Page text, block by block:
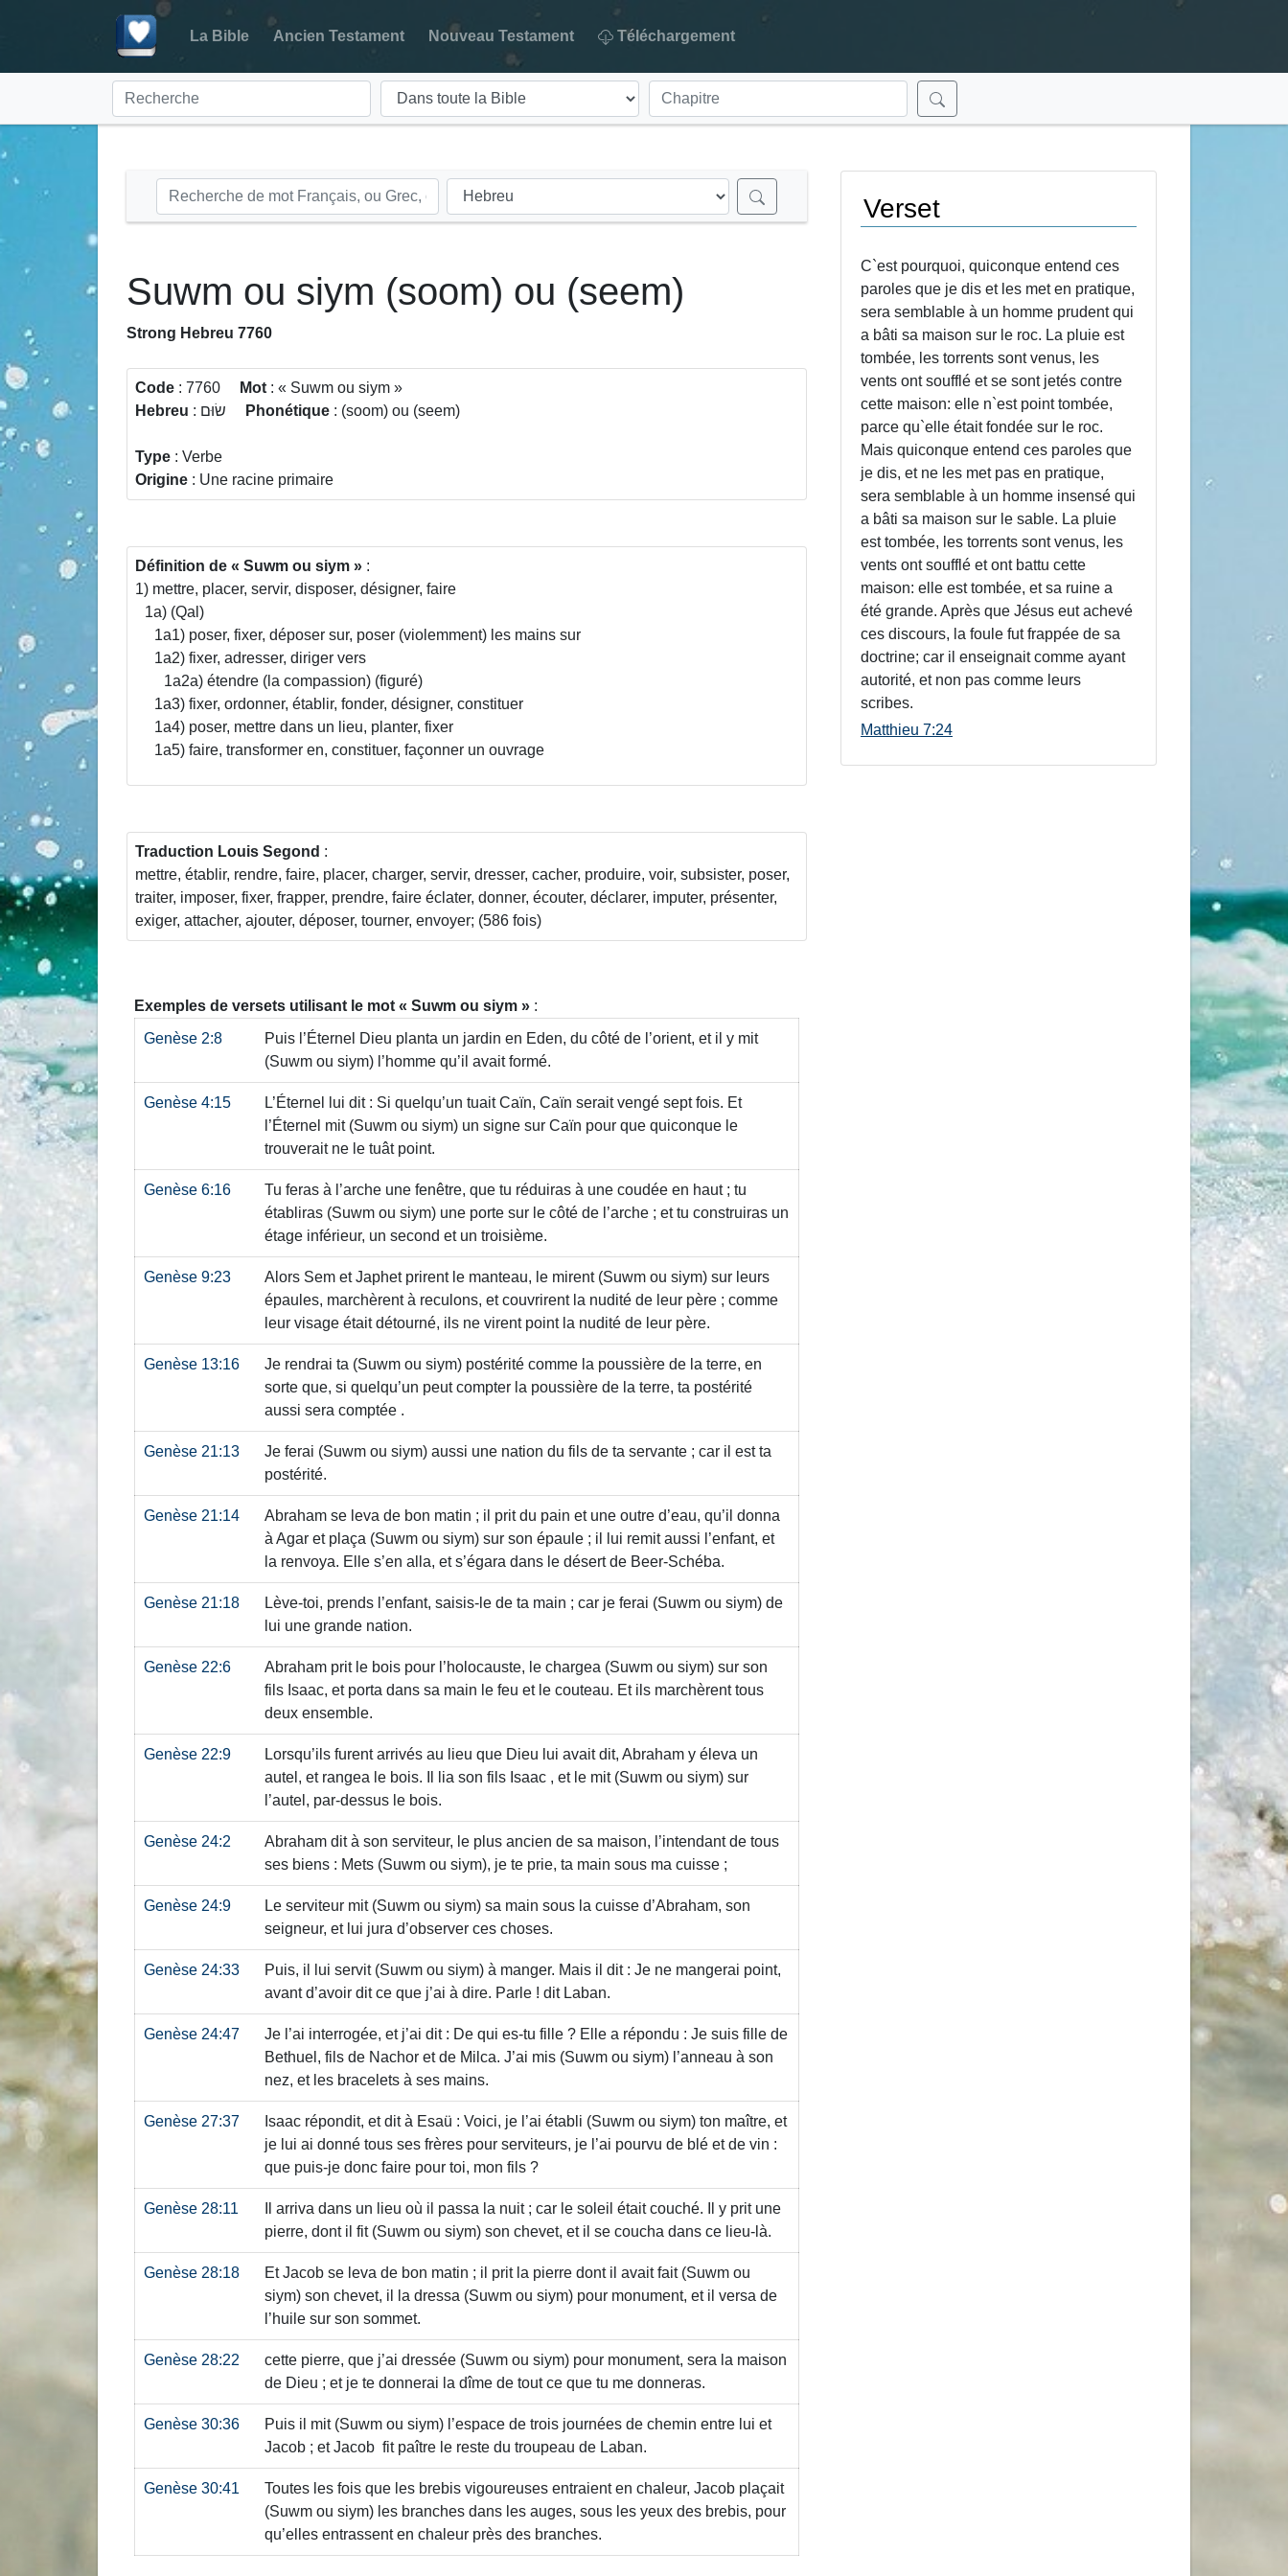
La Bible Ancien Testament Nouveau Testament Téléchargement
Suwm ou siym (soom) ou (seem)
Strong Hebreu 7760
Code : 7760 Mot :
Suwm ou siym
Hebreu
Phonétique : (soom) ou (seem)
Type : Verbe
Origine : Une racine primaire
Définition de Suwm ou siym
:
1) mettre, placer, servir, disposer, désigner, faire
1a) (Qal)
1a1) poser, fixer, déposer sur, poser (violemment) les mains sur
1a2) fixer, adresser, diriger vers
1a2a) étendre (la compassion) (figuré)
1a3) fixer, ordonner, établir, fonder, désigner, constituer
1a4) poser, mettre dans un lieu, planter, fixer
1a5) faire, transformer en, constituer, façonner un ouvrage
Traduction Louis Segond :
mettre, établir, rendre, faire, placer, charger, servir, dresser, cacher, produire, voir, subsister, poser,
traiter, imposer, fixer, frapper, prendre, faire éclater, donner, écouter, déclarer, imputer, présenter,
exiger, attacher, ajouter, déposer, tourner, envoyer; (586 fois)
Exemples de versets utilisant le mot Suwm ou siym
:
Genèse 2:8
Puis l’Éternel Dieu planta un jardin en Eden, du côté de l’orient, et il y mit
(Suwm ou siym) l’homme qu’il avait formé.
Genèse 4:15
L’Éternel lui dit : Si quelqu’un tuait Caïn, Caïn serait vengé sept fois. Et
l’Éternel mit (Suwm ou siym) un signe sur Caïn pour que quiconque le
trouverait ne le tuât point.
Genèse 6:16
Tu feras à l’arche une fenêtre, que tu réduiras à une coudée en haut ; tu
établiras (Suwm ou siym) une porte sur le côté de l’arche ; et tu construiras un
étage inférieur, un second et un troisième.
Genèse 9:23 Alors Sem et Japhet prirent le manteau, le mirent (Suwm ou siym) sur leurs
épaules, marchèrent à reculons, et couvrirent la nudité de leur père ; comme
leur visage était détourné, ils ne virent point la nudité de leur père.
Genèse 13:16 Je rendrai ta (Suwm ou siym) postérité comme la poussière de la terre, en
sorte que, si quelqu’un peut compter la poussière de la terre, ta postérité
aussi sera comptée .
Genèse 21:13 Je ferai (Suwm ou siym) aussi une nation du fils de ta servante ; car il est ta
postérité.
Genèse 21:14
Abraham se leva de bon matin ; il prit du pain et une outre d’eau, qu’il donna
à Agar et plaça (Suwm ou siym) sur son épaule ; il lui remit aussi l’enfant, et
la renvoya. Elle s’en alla, et s’égara dans le désert de Beer-Schéba.
Genèse 21:18 Lève-toi, prends l’enfant, saisis-le de ta main ; car je ferai (Suwm ou siym) de
lui une grande nation.
Genèse 22:6 Abraham prit le bois pour l’holocauste, le chargea (Suwm ou siym) sur son
fils Isaac, et porta dans sa main le feu et le couteau. Et ils marchèrent tous
deux ensemble.
Genèse 22:9
Lorsqu’ils furent arrivés au lieu que Dieu lui avait dit, Abraham y éleva un
autel, et rangea le bois. Il lia son fils Isaac , et le mit (Suwm ou siym) sur
l’autel, par-dessus le bois.
Genèse 24:2
Abraham dit à son serviteur, le plus ancien de sa maison, l’intendant de tous
ses biens : Mets (Suwm ou siym), je te prie, ta main sous ma cuisse ;
Genèse 24:9 Le serviteur mit (Suwm ou siym) sa main sous la cuisse d’Abraham, son
seigneur, et lui jura d’observer ces choses.
Genèse 24:33 Puis, il lui servit (Suwm ou siym) à manger. Mais il dit : Je ne mangerai point,
avant d’avoir dit ce que j’ai à dire. Parle ! dit Laban.
Genèse 24:47
Je l’ai interrogée, et j’ai dit : De qui es-tu fille ? Elle a répondu : Je suis fille de
Bethuel, fils de Nachor et de Milca. J’ai mis (Suwm ou siym) l’anneau à son
nez, et les bracelets à ses mains.
Genèse 27:37 Isaac répondit, et dit à Esaü : Voici, je l’ai établi (Suwm ou siym) ton maître, et
je lui ai donné tous ses frères pour serviteurs, je l’ai pourvu de blé et de vin :
que puis-je donc faire pour toi, mon fils ?
Genèse 28:11
Il arriva dans un lieu où il passa la nuit ; car le soleil était couché. Il y prit une
pierre, dont il fit (Suwm ou siym) son chevet, et il se coucha dans ce lieu-là.
Genèse 28:18 Et Jacob se leva de bon matin ; il prit la pierre dont il avait fait (Suwm ou
siym) son chevet, il la dressa (Suwm ou siym) pour monument, et il versa de
l’huile sur son sommet.
Genèse 28:22 cette pierre, que j’ai dressée (Suwm ou siym) pour monument, sera la maison
de Dieu ; et je te donnerai la dîme de tout ce que tu me donneras.
Genèse 30:36 Puis il mit (Suwm ou siym) l’espace de trois journées de chemin entre lui et
Jacob ; et Jacob fit paître le reste du troupeau de Laban.
Genèse 30:41
Toutes les fois que les brebis vigoureuses entraient en chaleur, Jacob plaçait
(Suwm ou siym) les branches dans les auges, sous les yeux des brebis, pour
qu’elles entrassent en chaleur près des branches.
Verset
C`est pourquoi, quiconque entend ces
paroles que je dis et les met en pratique,
sera semblable à un homme prudent qui
a bâti sa maison sur le roc. La pluie est
tombée, les torrents sont venus, les
vents ont soufflé et se sont jetés contre
cette maison: elle n`est point tombée,
parce qu`elle était fondée sur le roc.
Mais quiconque entend ces paroles que
je dis, et ne les met pas en pratique,
sera semblable à un homme insensé qui
a bâti sa maison sur le sable. La pluie
est tombée, les torrents sont venus, les
vents ont soufflé et ont battu cette
maison: elle est tombée, et sa ruine a
été grande. Après que Jésus eut achevé
ces discours, la foule fut frappée de sa
doctrine; car il enseignait comme ayant
autorité, et non pas comme leurs
scribes.
Matthieu 7:24